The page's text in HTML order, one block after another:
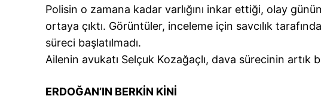
Polisin o zamana kadar varlığını inkar ettiği, olay
ortaya çıktı. Görüntüler, inceleme için savcılık
süreci başlatılmadı.
Ailenin avukatı Selçuk Kozağaçlı, dava sürecinin artık
ERDOĞAN’IN BERKİN KİNİ